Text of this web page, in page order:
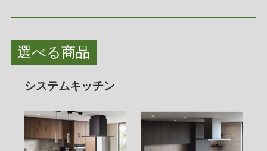
選べる商品
システムキッチン